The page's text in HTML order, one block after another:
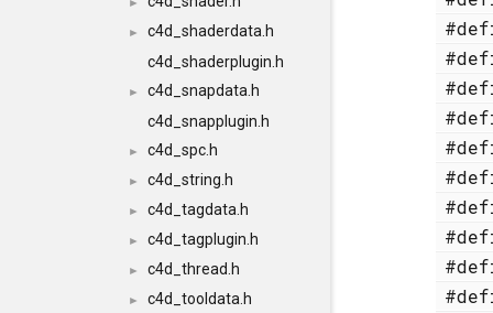
►
c4d_shaderdata.h
c4d_shaderplugin.h
►
c4d_snapdata.h
c4d_snapplugin.h
► c4d_spc.h
► c4d_string.h
► c4d_tagdata.h
► c4d_tagplugin.h
► c4d_thread.h
►
c4d_tooldata.h